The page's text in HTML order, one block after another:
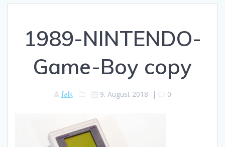
1989-NINTENDO-
Game-Boy copy
falk 9. August 2018 | 0